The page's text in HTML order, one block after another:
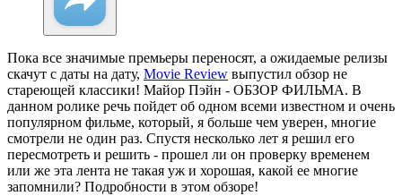
Пока все значимые премьеры переносят, а ожидаемые релизы
скачут с даты на дату, Movie Review выпустил обзор не
стареющей классики! Майор Пэйн - ОБЗОР ФИЛЬМА. В
данном ролике речь пойдет об одном всеми известном и очень
популярном фильме, который, я больше чем уверен, многие
смотрели не один раз. Спустя несколько лет я решил его
пересмотреть и решить - прошел ли он проверку временем
или же эта лента не такая уж и хорошая, какой ее многие
запомнили? Подробности в этом обзоре!